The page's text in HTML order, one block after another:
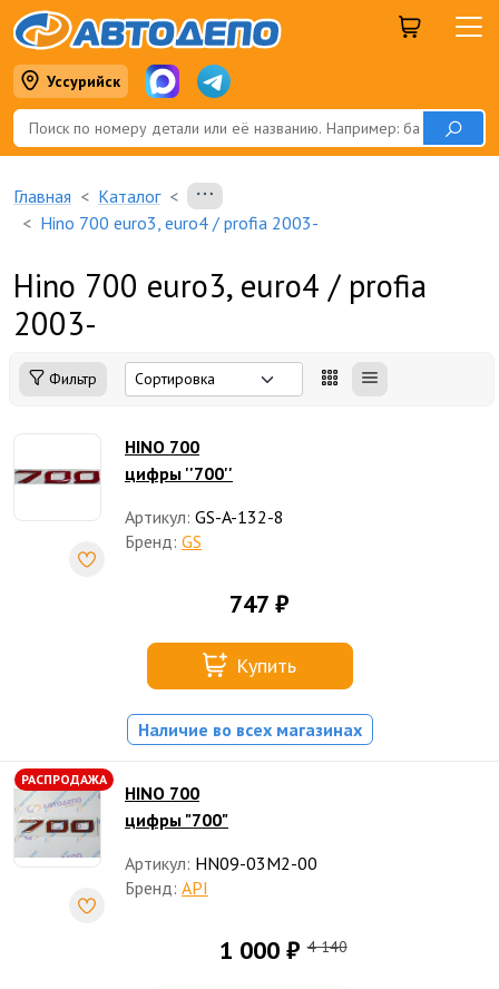
Уссурийск
Главная
Каталог
Hino 700 euro3, euro4 / profia 2003-
Hino 700 euro3, euro4 / profia
2003-
Фильтр
HINO 700
цифры ''700''
Артикул: GS-A-132-8
Бренд: GS
747 ₽
Купить
Наличие во всех магазинах
РАСПРОДАЖА
HINO 700
цифры "700"
Артикул: HN09-03M2-00
Бренд: API
1 000 ₽ 4 140